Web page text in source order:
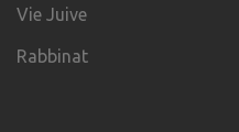
Vie Juive
Rabbinat